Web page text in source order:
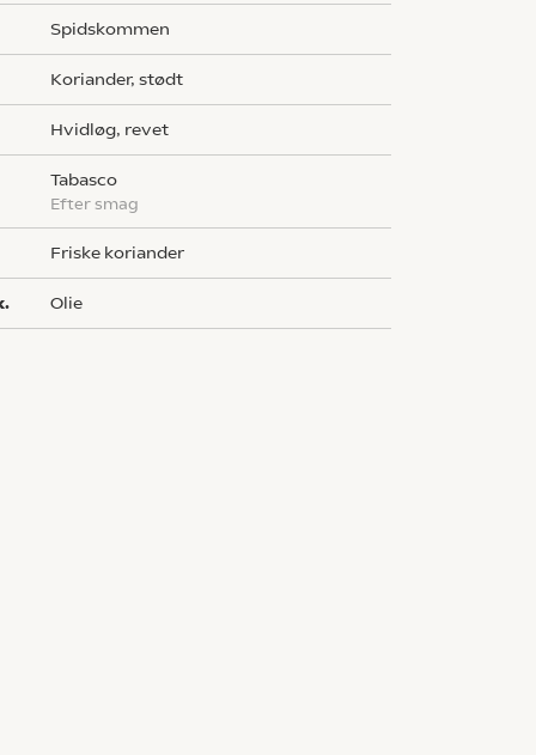
spidskommen
koriander, stødt
hvidløg, revet
tabasco
efter smag
Friske koriander
olie